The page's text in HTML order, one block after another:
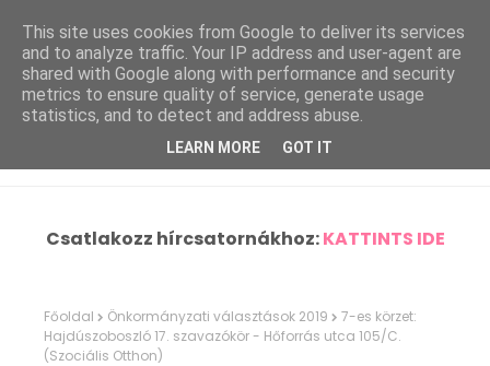
Csatlakozz hírcsatornákhoz:KATTINTS IDE
Főoldal Önkormányzati választások 2019
7-es körzet:
Hajdúszoboszló 17. szavazókör - Hőforrás utca 105/C.
(Szociális Otthon)
This site uses cookies from Google to deliver its services
and to analyze traffic. Your IP address and user-agent are
shared with Google along with performance and security
metrics to ensure quality of service, generate usage
statistics, and to detect and address abuse.
LEARN MORE GOT IT